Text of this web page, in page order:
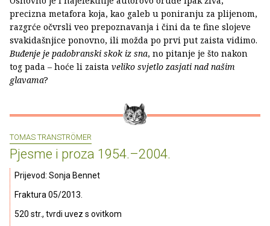
precizna metafora koja, kao galeb u poniranju za plijenom,
razgrće očvrsli veo prepoznavanja i čini da te fine slojeve
svakidašnjice ponovno, ili možda po prvi put zaista vidimo.
Buđenje je padobranski skok iz sna, no pitanje je što nakon
tog pada – hoće li zaista veliko svjetlo zasjati nad našim
glavama?
TOMAS TRANSTRÖMER
Pjesme i proza 1954.–2004.
Prijevod: Sonja Bennet
Fraktura 05/2013.
520 str., tvrdi uvez s ovitkom